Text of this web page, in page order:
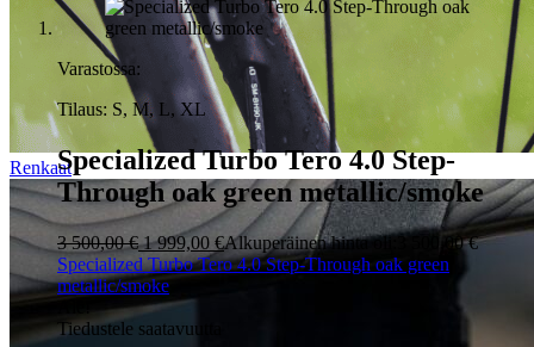
Renkaat
Varastossa:
Tilaus: S, M, L, XL
Specialized Turbo Tero 4.0 Step-
Through oak green metallic/smoke
3 500,00 €1 999,00 €Alkuperäinen hinta oli:3 500,00 €
Specialized Turbo Tero 4.0 Step-Through oak green
metallic/smoke
Tiedustele saatavuutta